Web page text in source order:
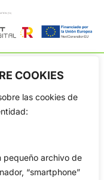
COOKIES
las cookies de
pequeño archivo de
“smartphone”
del golf
vídeos, noticias,
DP World Tour, LPGA